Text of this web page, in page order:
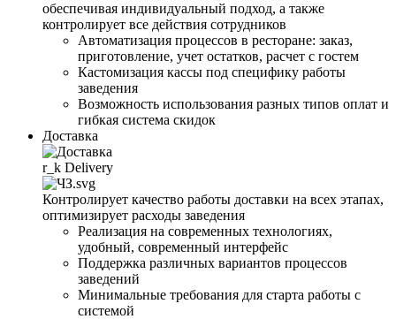
обеспечивая индивидуальный подход, а также
контролирует все действия сотрудников
Автоматизация процессов в ресторане: заказ,
приготовление, учет остатков, расчет с гостем
Кастомизация кассы под специфику работы
заведения
Возможность использования разных типов оплат и
гибкая система скидок
Доставка
r_k Delivery
Контролирует качество работы доставки на всех этапах,
оптимизирует расходы заведения
Реализация на современных технологиях,
удобный, современный интерфейс
Поддержка различных вариантов процессов
заведений
Минимальные требования для старта работы с
системой